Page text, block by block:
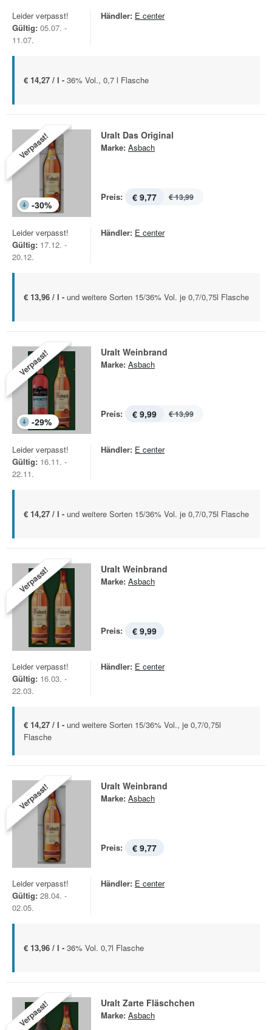
Leider verpasst!
Gültig: 05.07. -
11.07.
Händler: E center
€ 14,27 / l - 36% Vol., 0,7 l Flasche
Verpasst!
-30%
Uralt Das Original
Marke: Asbach
Preis: € 9,77 € 13,99
Leider verpasst!
Gültig: 17.12. -
20.12.
Händler: E center
€ 13,96 / l - und weitere Sorten 15/36% Vol. je 0,7/0,75l Flasche
Verpasst!
-29%
Uralt Weinbrand
Marke: Asbach
Preis: € 9,99 € 13,99
Leider verpasst!
Gültig: 16.11. -
22.11.
Händler: E center
€ 14,27 / l - und weitere Sorten 15/36% Vol. je 0,7/0,75l Flasche
Verpasst! Uralt Weinbrand
Marke: Asbach
Preis: € 9,99
Leider verpasst!
Gültig: 16.03. -
22.03.
Händler: E center
€ 14,27 / l - und weitere Sorten 15/36% Vol., je 0,7/0,75l
Flasche
Verpasst! Uralt Weinbrand
Marke: Asbach
Preis: € 9,77
Leider verpasst!
Gültig: 28.04. -
02.05.
Händler: E center
€ 13,96 / l - 36% Vol. 0,7l Flasche
Verpasst! Uralt Zarte Fläschchen
Marke: Asbach